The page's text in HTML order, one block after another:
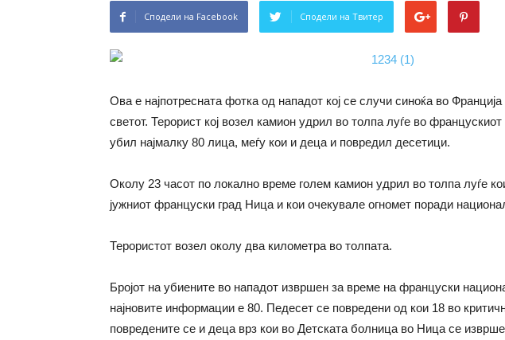
Сподели на Facebook Сподели на Твитер
Ова е најпотресната фотка од нападот кој се случи синоќа во Франција
светот. Терорист кој возел камион удрил во толпа луѓе во
убил најмалку 80 лица, меѓу кои и деца и повредил десетици.
Околу 23 часот по локално време голем камион удрил во толпа луѓе
јужниот француски град Ница и кои очекувале огномет поради
Терористот возел околу два километра во толпата.
Бројот на убиените во нападот извршен за време на француски
најновите информации е 80. Педесет се повредени од кои 18 во
повредените се и деца врз кои во Детската болница во Ница се